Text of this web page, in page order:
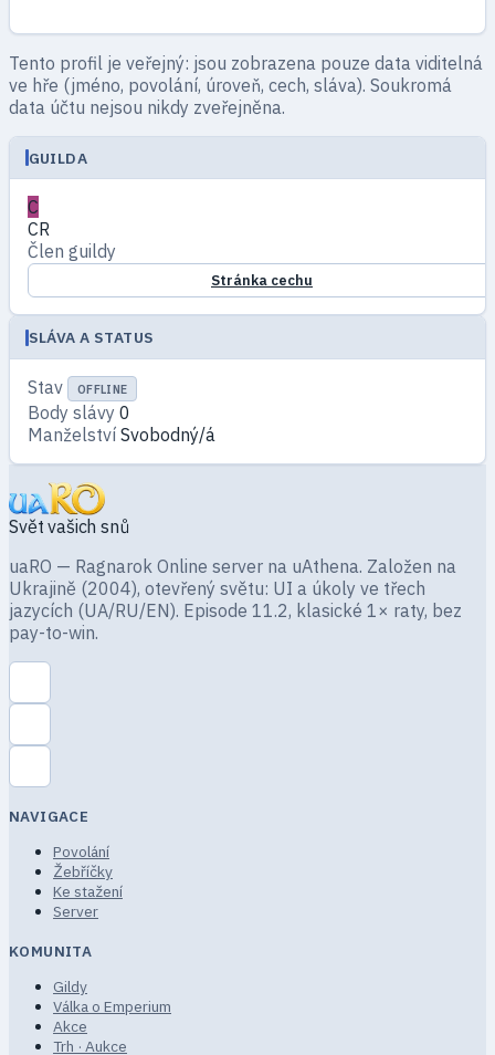
Tento profil je veřejný: jsou zobrazena pouze data viditelná
ve hře (jméno, povolání, úroveň, cech, sláva). Soukromá
data účtu nejsou nikdy zveřejněna.
GUILDA
C
CR
Člen guildy
Stránka cechu
SLÁVA A STATUS
Stav OFFLINE
Body slávy 0
Manželství Svobodný/á
Svět vašich snů
uaRO — Ragnarok Online server na uAthena. Založen na
Ukrajině (2004), otevřený světu: UI a úkoly ve třech
jazycích (UA/RU/EN). Episode 11.2, klasické 1× raty, bez
pay-to-win.
NAVIGACE
Povolání
Žebříčky
Ke stažení
Server
KOMUNITA
Gildy
Válka o Emperium
Akce
Trh · Aukce